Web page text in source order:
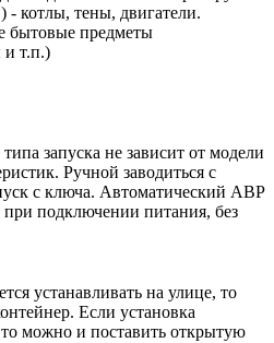
- котлы, тены, двигатели.
бытовые предметы
и т.п.)
запуска не зависит от модели
Ручной заводиться с
с ключа. Автоматический АВР
при подключении питания, без
устанавливать на улице, то
Если установка
можно и поставить открытую